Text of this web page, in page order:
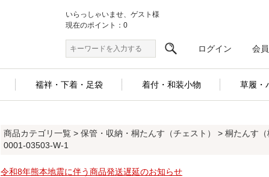
いらっしゃいませ、ゲスト様
現在のポイント：0
ログイン 会
襦袢・下着・足袋 着付・和装小物 草履・
商品カテゴリ一覧 > 保管・収納・桐たんす（チェスト） > 桐たんす（
0001-03503-W-1
令和8年熊本地震に伴う商品発送遅延のお知らせ